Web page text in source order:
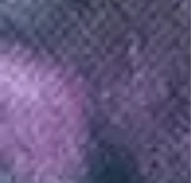
Les perroquets Le zébre